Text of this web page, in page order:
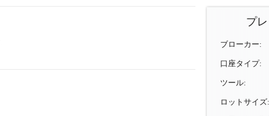
プ
ブローカー:
口座タイプ:
ツール:
ロットサイズ: